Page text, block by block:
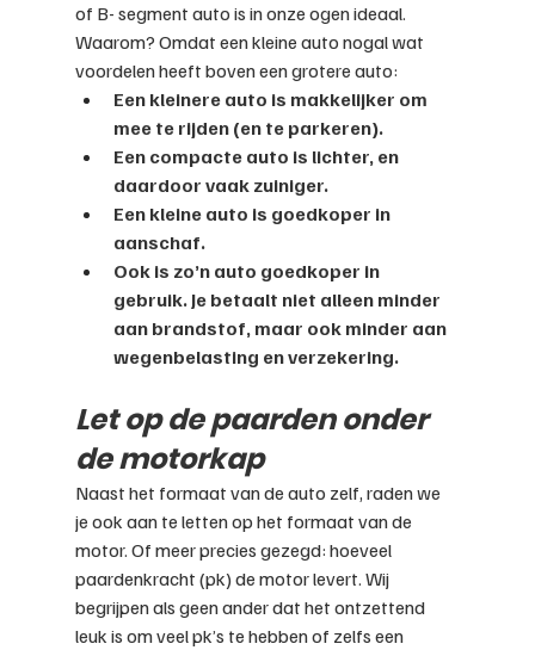
of B- segment auto is in onze ogen ideaal.
Waarom? Omdat een kleine auto nogal wat
voordelen heeft boven een grotere auto:
Een kleinere auto is makkelijker om
mee te rijden (en te parkeren).
Een compacte auto is lichter, en
daardoor vaak zuiniger.
Een kleine auto is goedkoper in
aanschaf.
Ook is zo’n auto goedkoper in
gebruik. Je betaalt niet alleen minder
aan brandstof, maar ook minder aan
wegenbelasting en verzekering.
Let op de paarden onder
de motorkap
Naast het formaat van de auto zelf, raden we
je ook aan te letten op het formaat van de
motor. Of meer precies gezegd: hoeveel
paardenkracht (pk) de motor levert. Wij
begrijpen als geen ander dat het ontzettend
leuk is om veel pk’s te hebben of zelfs een